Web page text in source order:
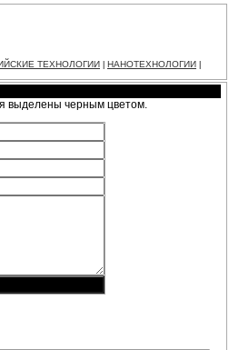
ТЕХНОЛОГИИ НАНОТЕХНОЛОГИИ
выделены черным цветом.